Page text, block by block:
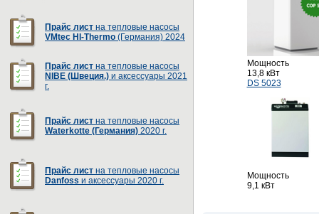
Прайс лист на тепловые насосы
VMtec HI-Thermo (Германия) 2024
Прайс лист на тепловые насосы
NIBE (Швеция.) и аксессуары 2021
г.
Прайс лист на тепловые насосы
Waterkotte (Германия) 2020 г.
Прайс лист на тепловые насосы
Danfoss и аксессуары 2020 г.
Мощность
13,8 кВт
DS 5023
Мощность
9,1 кВт